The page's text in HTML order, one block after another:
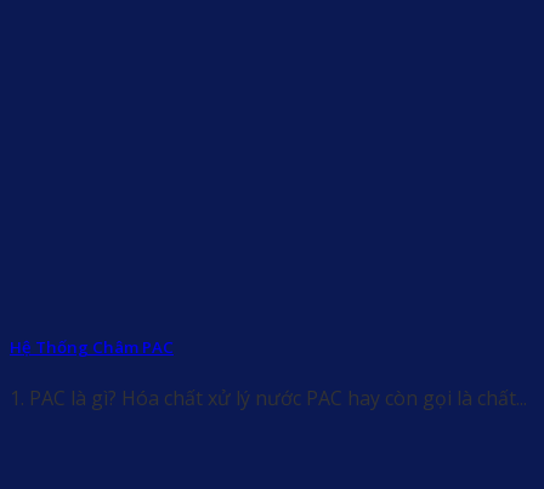
Hệ Thống Châm PAC
1. PAC là gì? Hóa chất xử lý nước PAC hay còn gọi là chất...